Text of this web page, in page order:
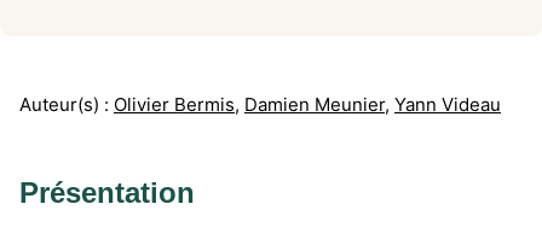
Auteur(s) : Olivier Bermis, Damien Meunier, Yann Videau
Présentation